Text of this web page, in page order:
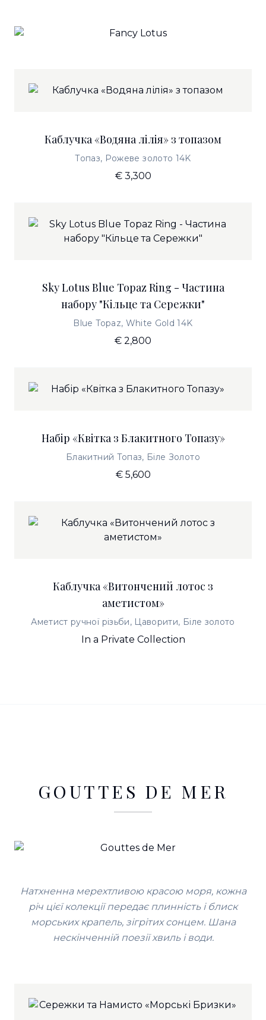
Каблучка «Водяна лілія» з топазом
Топаз, Рожеве золото 14K
€ 3,300
Sky Lotus Blue Topaz Ring - Частина
набору "Кільце та Сережки"
Blue Topaz, White Gold 14K
€ 2,800
Набір «Квітка з Блакитного Топазу»
Блакитний Топаз, Біле Золото
€ 5,600
Каблучка «Витончений лотос з
аметистом»
Аметист ручної різьби, Цаворити, Біле золото
In a Private Collection
GOUTTES DE MER
Натхненна мерехтливою красою моря, кожна
річ цієї колекції передає плинність і блиск
морських крапель, зігрітих сонцем. Шана
нескінченній поезії хвиль і води.